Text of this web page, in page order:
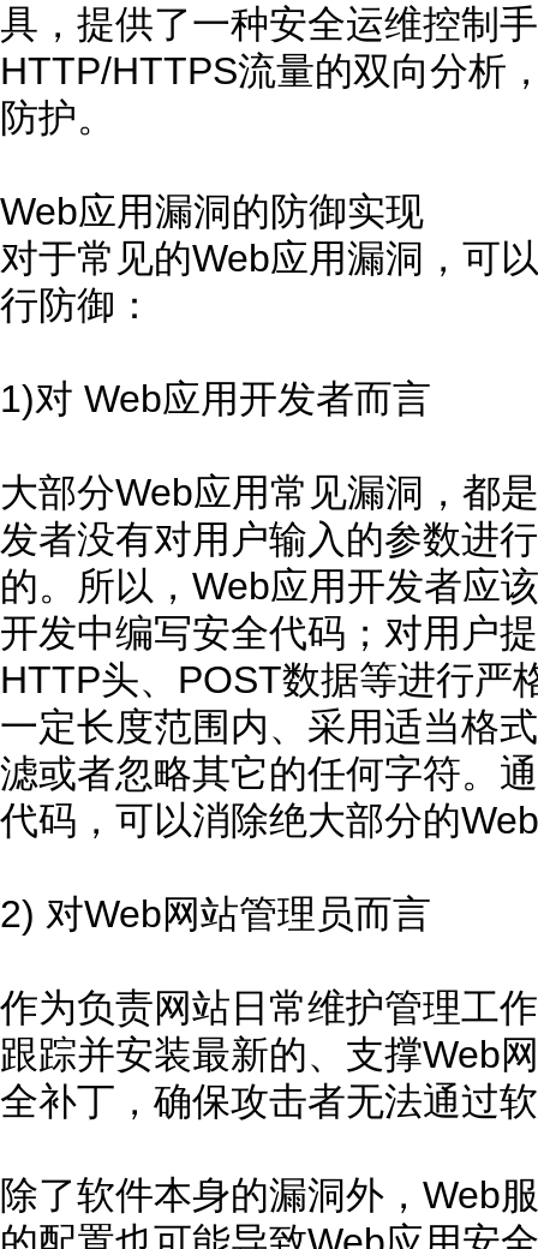
具，提供了一种安全运维控制
HTTP/HTTPS流量的双向分析
防护。
Web应用漏洞的防御实现
对于常见的Web应用漏洞，可
行防御：
1)对 Web应用开发者而言
大部分Web应用常见漏洞，都
发者没有对用户输入的参数进
的。所以，Web应用开发者应
开发中编写安全代码；对用户
HTTP头、POST数据等进行严
一定长度范围内、采用适当格
滤或者忽略其它的任何字符。
代码，可以消除绝大部分的
2) 对Web网站管理员而言
作为负责网站日常维护管理工
跟踪并安装最新的、支撑Web
全补丁，确保攻击者无法通过
除了软件本身的漏洞外，Web